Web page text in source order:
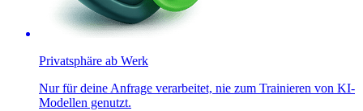
Privatsphäre ab Werk
Nur für deine Anfrage verarbeitet, nie zum Trainieren von KI-
Modellen genutzt.